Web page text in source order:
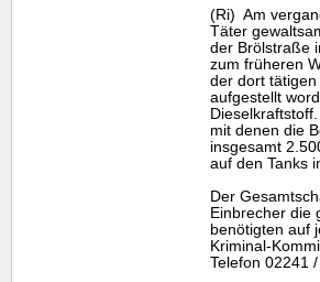
(Ri) Am
Täter
der Brölstraße
zum früheren
der dort
aufgestellt
mit denen die
insgesamt
auf den Tanks
Der
Einbrecher die
benötigten auf
Kriminal-
Telefon 02241 /